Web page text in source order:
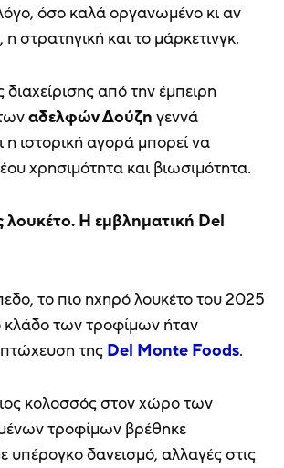
όσο καλά οργανωμένο κι αν
η στρατηγική και το μάρκετινγκ.
από την έμπειρη
αδελφών Δούζη γεννά
η ιστορική αγορά μπορεί να
χρησιμότητα και βιωσιμότητα.
λουκέτο. Η εμβληματική Del
το πιο ηχηρό λουκέτο του 2025
κλάδο των τροφίμων ήταν
της Del Monte Foods.
κολοσσός στον χώρο των
τροφίμων βρέθηκε
υπέρογκο δανεισμό, αλλαγές στις